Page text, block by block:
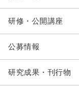
研修・公開講座
公募情報
研究成果・刊行物